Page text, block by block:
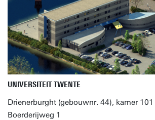
UNIVERSITEIT TWENTE
Drienerburght (gebouwnr. 44), kamer 101
Boerderijweg 1